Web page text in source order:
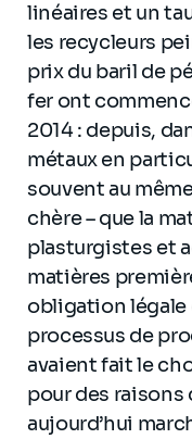
linéaires et un
les recycleurs
prix du baril de
fer ont
2014 : depuis,
métaux en
souvent au
chère – que la
plasturgistes et
matières
obligation légale
processus de
avaient fait le
pour des
aujourd’hui